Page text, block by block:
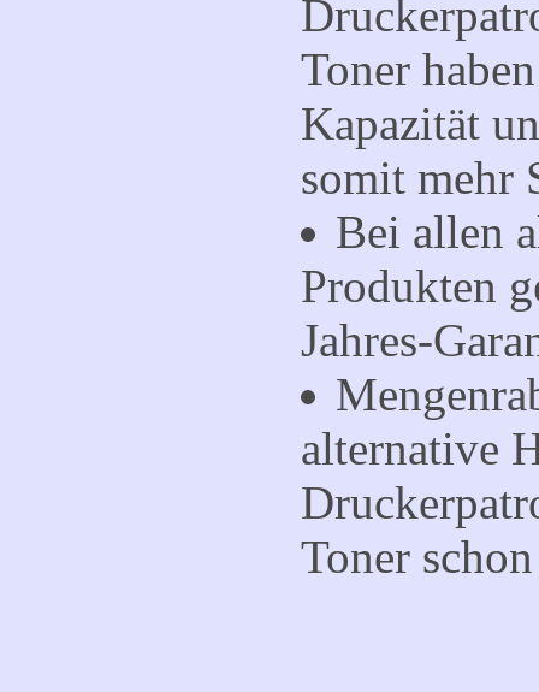
Toner
Kapazität
somit mehr
Bei allen
Produkten
Jahres-
alternative
Toner